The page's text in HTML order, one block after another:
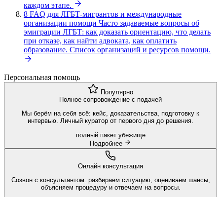
каждом этапе.
8 FAQ для ЛГБТ-мигрантов и международные
организации помощи Часто задаваемые вопросы об
эмиграции ЛГБТ: как доказать ориентацию, что делать
при отказе, как найти адвоката, как оплатить
образование. Список организаций и ресурсов помощи.
Персональная помощь
Популярно
Полное сопровождение с подачей
Мы берём на себя всё: кейс, доказательства, подготовку к
интервью. Личный куратор от первого дня до решения.
полный пакет убежище
Подробнее
Онлайн консультация
Созвон с консультантом: разбираем ситуацию, оцениваем шансы,
объясняем процедуру и отвечаем на вопросы.